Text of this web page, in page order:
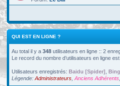
QUI EST EN LIGNE ?
Au total il y a 348 utilisateurs en ligne :: 2
Le record du nombre d’utilisateurs en ligne
Utilisateurs enregistrés: Baidu [Spider]
Légende: Administrateurs Anciens Adhérents